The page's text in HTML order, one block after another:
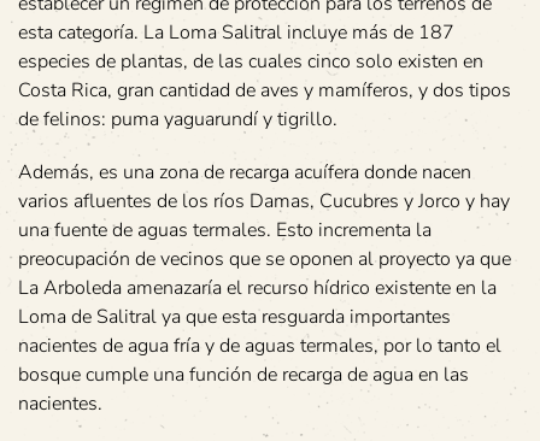
esta categoría. La Loma Salitral incluye más de 187
especies de plantas, de las cuales cinco solo existen en
Costa Rica, gran cantidad de aves y mamíferos, y dos tipos
de felinos: puma yaguarundí y tigrillo.
Además, es una zona de recarga acuífera donde nacen
varios afluentes de los ríos Damas, Cucubres y Jorco y hay
una fuente de aguas termales. Esto incrementa la
preocupación de vecinos que se oponen al proyecto ya que
La Arboleda amenazaría el recurso hídrico existente en la
Loma de Salitral ya que esta resguarda importantes
nacientes de agua fría y de aguas termales, por lo tanto el
bosque cumple una función de recarga de agua en las
nacientes.